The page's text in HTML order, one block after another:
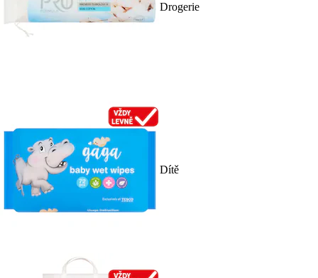
Drogerie
Dítě